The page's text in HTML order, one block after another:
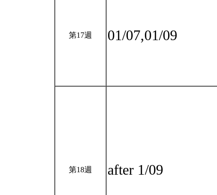
第17週 01/07,01/09
第18週 after 1/09